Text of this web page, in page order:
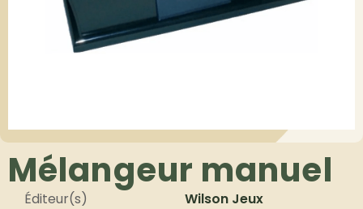
Mélangeur manuel
Éditeur(s) Wilson Jeux